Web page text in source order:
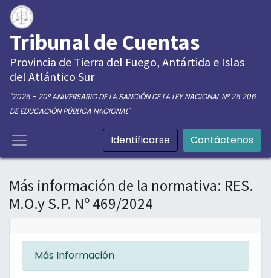
Tribunal de Cuentas
Provincia de Tierra del Fuego, Antártida e Islas
del Atlántico Sur
"2026 - 20° ANIVERSARIO DE LA SANCIÓN DE LA LEY NACIONAL N° 26.206
DE EDUCACIÓN PÚBLICA NACIONAL"
Identificarse Contáctenos
Más información de la normativa: RES.
M.O.y S.P. Nº 469/2024
Más Información